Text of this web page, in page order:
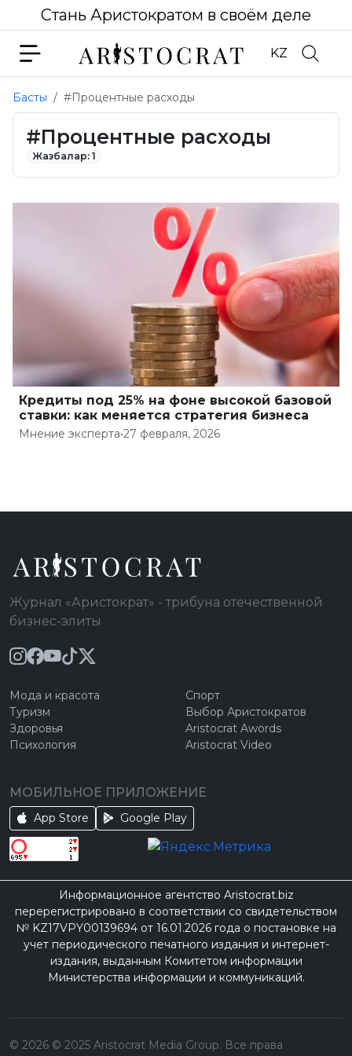
Стань Аристократом в своём деле
KZ
Басты #Процентные расходы
#Процентные расходы
Жазбалар: 1
Кредиты под 25% на фоне высокой базовой
ставки: как меняется стратегия бизнеса
Мнение эксперта•27 февраля, 2026
Журнал «Аристократ» - трибуна отечественной
бизнес-элиты
Мода и красота
Туризм
Здоровья
Психология
Спорт
Выбор Аристократов
Aristocrat Awords
Aristocrat Video
МОБИЛЬНОЕ ПРИЛОЖЕНИЕ
App Store Google Play
Информационное агентство Aristocrat.biz
перерегистрировано в соответствии со свидетельством
№ KZ17VPY00139694 от 16.01.2026 года о постановке на
учет периодического печатного издания и интернет-
издания, выданным Комитетом информации
Министерства информации и коммуникаций.
© 2026 © 2025 Aristocrat Media Group. Все права